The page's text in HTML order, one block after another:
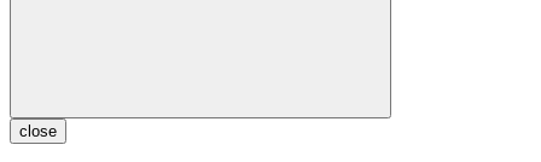
close